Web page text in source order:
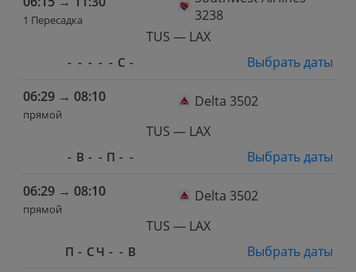
1 Пересадка
3238
TUS — LAX
- - - - - С -
Выбрать даты
06:29 → 08:10
прямой
Delta 3502
TUS — LAX
- В - - П - -
Выбрать даты
06:29 → 08:10
прямой
Delta 3502
TUS — LAX
П - С Ч - - В
Выбрать даты